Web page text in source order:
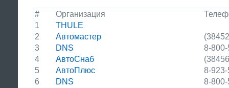
# Организация
1
THULE
2
Автомастер
3
DNS
8-
4
АвтоСнаб
5
АвтоПлюс
8-
6
DNS
8-